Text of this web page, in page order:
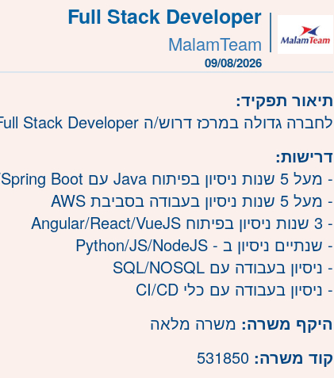
Full Stack Developer
MalamTeam
09/08/2026
תיאור תפקיד:
לחברה גדולה במרכז דרוש/ה Full Stack Developer.
דרישות:
- מעל 5 שנות ניסיון בפיתוח Java עם Spring/Spring Boot
- מעל 5 שנות ניסיון בעבודה בסביבת AWS
- 3 שנות ניסיון בפיתוח Angular/React/VueJS
- שנתיים ניסיון ב - Python/JS/NodeJS
- ניסיון בעבודה עם SQL/NOSQL
- ניסיון בעבודה עם כלי CI/CD
היקף משרה: משרה מלאה
קוד משרה: